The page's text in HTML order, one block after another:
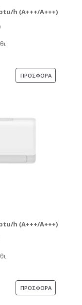
btu/h (Α+++/A+++)
Η
τιμή
€1.149,00.
ΠΡΟΣΦΟΡΆΠΡΟΪΌΝ
btu/h (Α+++/A+++)
€949,00.
ΠΡΟΣΦΟΡΆΠΡΟΪΌΝ